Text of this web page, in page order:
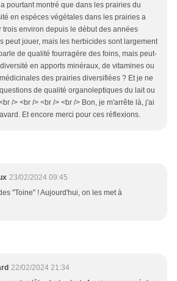
pourtant montré que dans les prairies du
en espèces végétales dans les prairies a
trois environ depuis le début des années
peut jouer, mais les herbicides sont largement
de qualité fourragère des foins, mais peut-
en apports minéraux, de vitamines ou
des prairies diversifiées ? Et je ne
de qualité organoleptiques du lait ou
/> <br /> <br /> <br /> Bon, je m'arrête là, j'ai
Et encore merci pour ces réflexions.
23/02/2024 09:45
"Toine" ! Aujourd'hui, on les met à
22/02/2024 21:34